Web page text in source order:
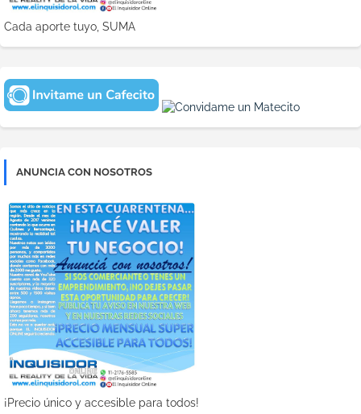
Cada aporte tuyo, SUMA
ANUNCIA CON NOSOTROS
¡Precio único y accesible para todos!